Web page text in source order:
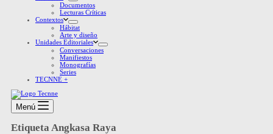
Documentos
Lecturas Críticas
Contextos
Hábitat
Arte y diseño
Unidades Editoriales
Conversaciones
Manifiestos
Monografías
Series
TECNNE +
Menú
Etiqueta Angkasa Raya